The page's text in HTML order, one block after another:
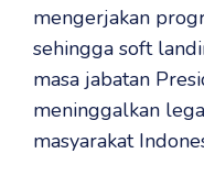
mengerjakan
sehingga soft
masa jabatan
meninggalkan
masyarakat